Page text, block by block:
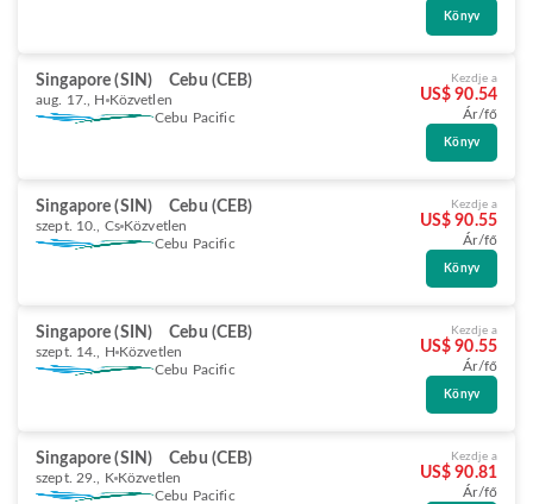
Könyv
Singapore (SIN) Cebu (CEB)
aug. 17., H Közvetlen
Cebu Pacific
Kezdje a
US$ 90.54
Ár/fő
Könyv
Singapore (SIN) Cebu (CEB)
szept. 10., Cs Közvetlen
Cebu Pacific
Kezdje a
US$ 90.55
Ár/fő
Könyv
Singapore (SIN) Cebu (CEB)
szept. 14., H Közvetlen
Cebu Pacific
Kezdje a
US$ 90.55
Ár/fő
Könyv
Singapore (SIN) Cebu (CEB)
szept. 29., K Közvetlen
Cebu Pacific
Kezdje a
US$ 90.81
Ár/fő